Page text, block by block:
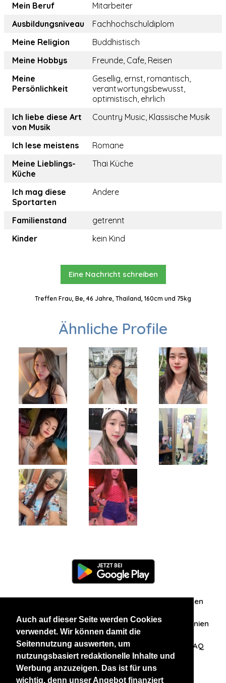
Auch auf dieser Seite werden Cookies
verwendet. Wir können damit die
Seitennutzung auswerten, um
nutzungsbasiert redaktionelle Inhalte und
Werbung anzuzeigen. Das ist für uns
wichtig, denn unser Angebot finanziert
Mein Beruf
Mitarbeiter
Ausbildungsniveau
Fachhochschuldiplom
Meine Religion
Buddhistisch
Meine Hobbys
Freunde, Cafe, Reisen
Meine
Persönlichkeit
Gesellig, ernst, romantisch,
verantwortungsbewusst,
optimistisch, ehrlich
Ich liebe diese Art
von Musik
Country Music, Klassische Musik
Ich lese meistens
Romane
Meine Lieblings-
Küche
Thai Küche
Ich mag diese
Sportarten
Andere
Familienstand
getrennt
Kinder
kein Kind
Eine Nachricht schreiben
Treffen Frau, Be, 46 Jahre, Thailand, 160cm und 75kg
Ähnliche Profile
Zuschriften/Erfahrungen
Datenschutzerklärung AGB Datenschutzrichtlinien
Nehmen Sie Kontakt mit uns auf FAQ
Unsere anderen Websites